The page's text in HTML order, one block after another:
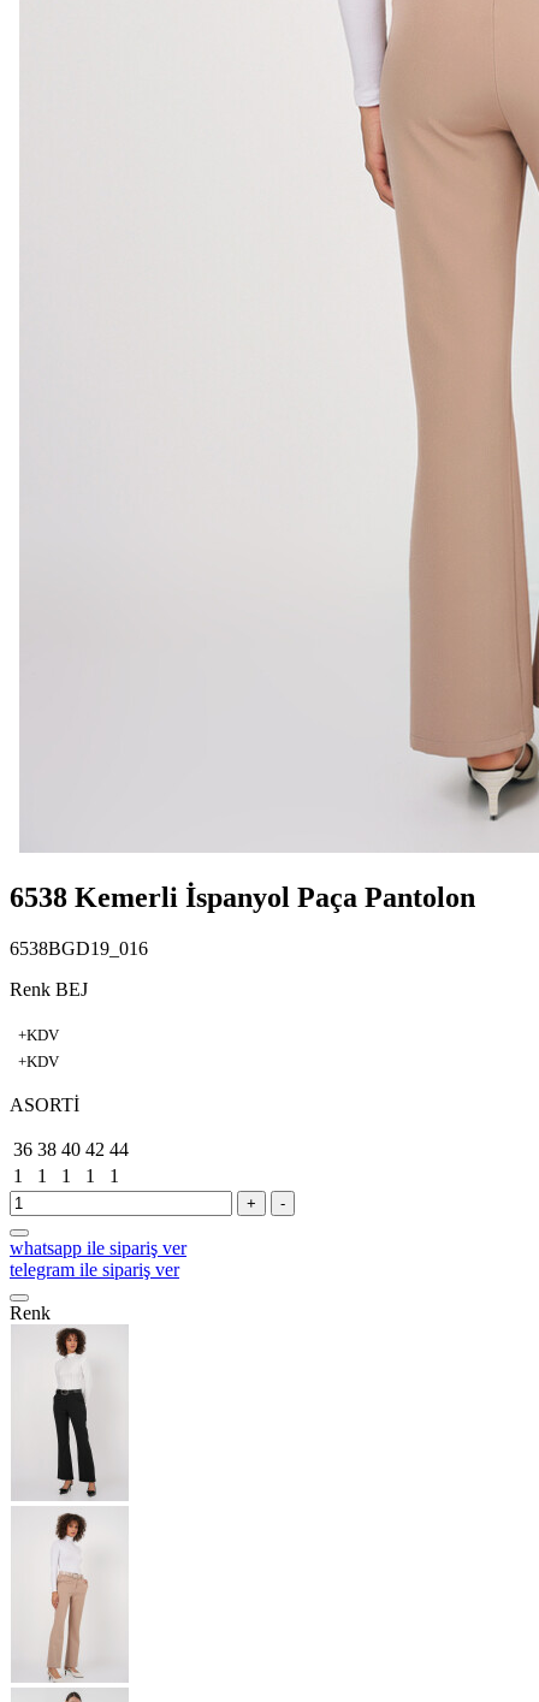
6538 Kemerli İspanyol Paça Pantolon
6538BGD19_016
Renk BEJ
+KDV
+KDV
ASORTİ
36 38 40 42 44
1
1 1 1 1
+ -
whatsapp ile sipariş ver
telegram ile sipariş ver
Renk